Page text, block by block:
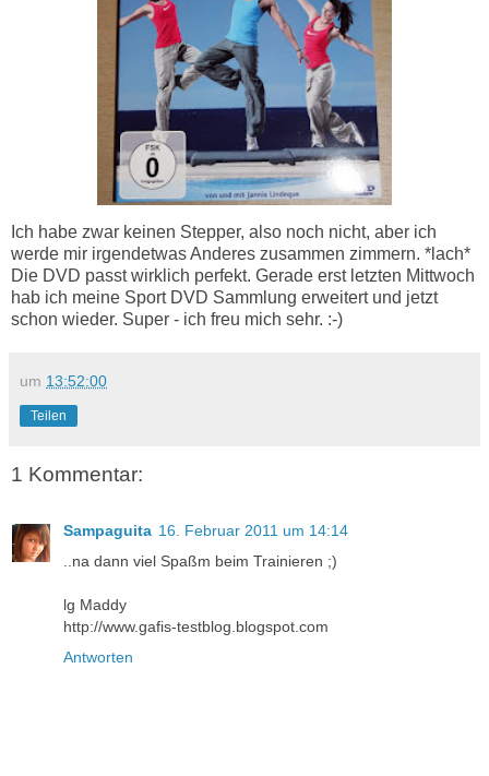
Ich habe zwar keinen Stepper, also noch nicht, aber ich
werde mir irgendetwas Anderes zusammen zimmern. *lach*
Die DVD passt wirklich perfekt. Gerade erst letzten Mittwoch
hab ich meine Sport DVD Sammlung erweitert und jetzt
schon wieder. Super - ich freu mich sehr. :-)
um 13:52:00
Teilen
1 Kommentar:
Sampaguita 16. Februar 2011 um 14:14
..na dann viel Spaßm beim Trainieren ;)
lg Maddy
http://www.gafis-testblog.blogspot.com
Antworten